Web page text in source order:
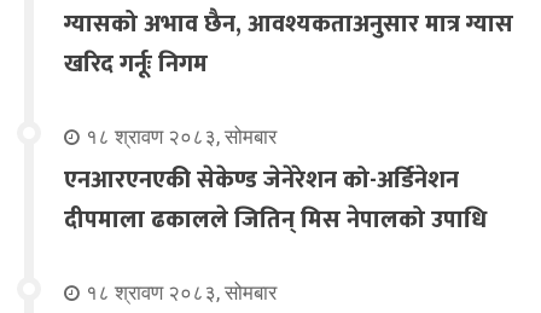
ग्यासको अभाव छैन, आवश्यकताअनुसार मात्र ग्यास
खरिद गर्नूः निगम
१८ श्रावण २०८३, सोमबार
एनआरएनएकी सेकेण्ड जेनेरेशन को-अर्डिनेशन
दीपमाला ढकालले जितिन् मिस नेपालको उपाधि
१८ श्रावण २०८३, सोमबार